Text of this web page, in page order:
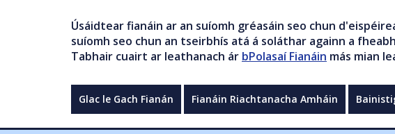
Úsáidtear fianáin ar an suíomh gréasáin seo chun
suíomh seo chun an tseirbhís atá á soláthar againn a
Tabhair cuairt ar leathanach ár bPolasaí Fianáin más mian
Glac le Gach Fianán Fianáin Riachtanacha Amháin